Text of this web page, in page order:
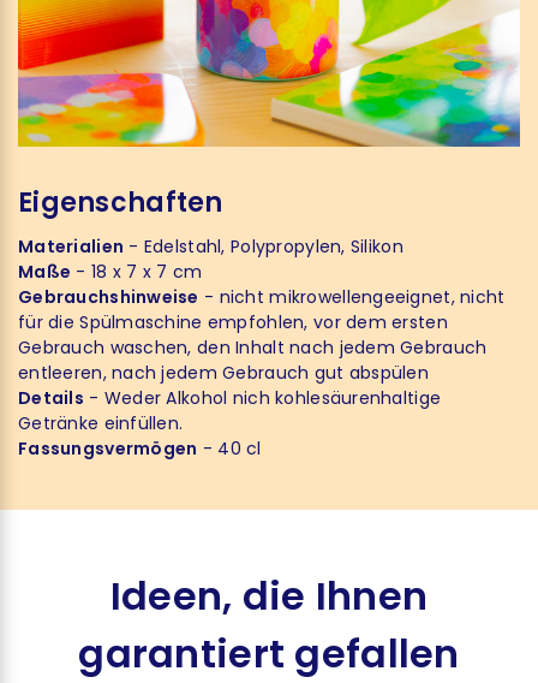
Eigenschaften
Materialien - Edelstahl, Polypropylen, Silikon
Maße - 18 x 7 x 7 cm
Gebrauchshinweise - nicht mikrowellengeeignet, nicht
für die Spülmaschine empfohlen, vor dem ersten
Gebrauch waschen, den Inhalt nach jedem Gebrauch
entleeren, nach jedem Gebrauch gut abspülen
Details - Weder Alkohol nich kohlesäurenhaltige
Getränke einfüllen.
Fassungsvermögen - 40 cl
Ideen, die Ihnen
garantiert gefallen